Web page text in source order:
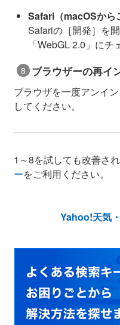
Safari（macOSから
Safariの［開発］を
「WebGL 2.0」にチ
ブラウザーの再イ
ブラウザを一度アンイ
してください。
1～8を試しても改善され
ーをご利用ください。
Yahoo!天気